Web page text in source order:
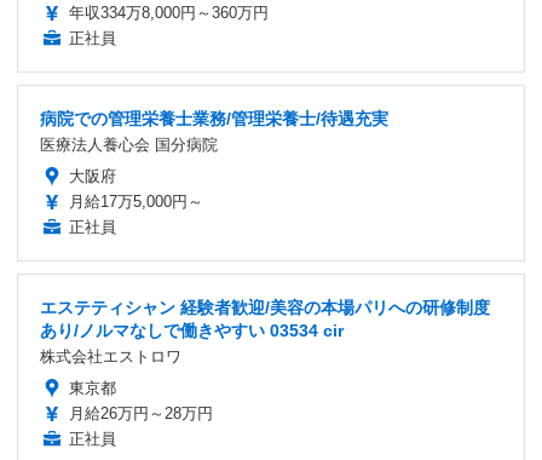
年収334万8,000円～360万円
正社員
病院での管理栄養士業務/管理栄養士/待遇充実
医療法人養心会 国分病院
大阪府
月給17万5,000円～
正社員
エステティシャン 経験者歓迎/美容の本場パリへの研修制度
あり/ノルマなしで働きやすい 03534 cir
株式会社エストロワ
東京都
月給26万円～28万円
正社員